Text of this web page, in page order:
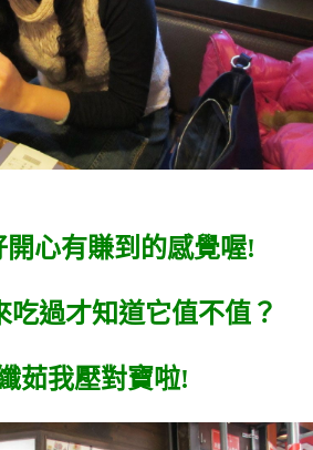
開心有賺到的感覺喔!
吃過才知道它值不值？
茹我壓對寶啦!